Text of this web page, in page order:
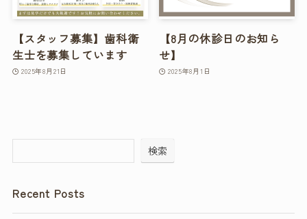
【スタッフ募集】歯科衛
生士を募集しています
2025年8月21日
【8月の休診日のお知ら
せ】
2025年8月1日
検索
Recent Posts